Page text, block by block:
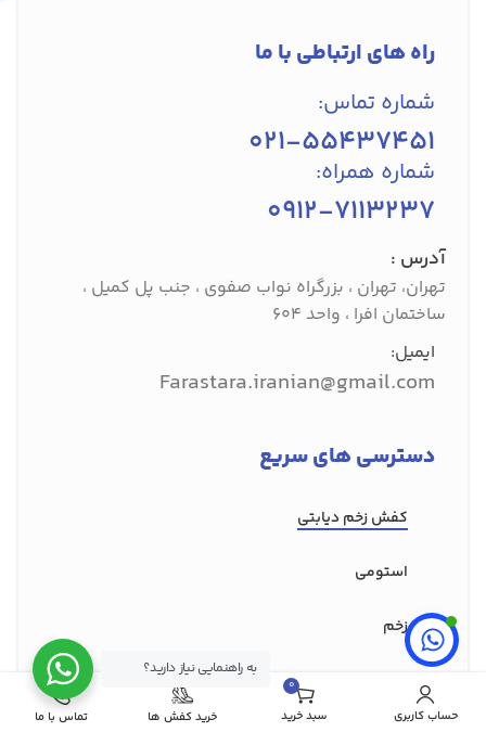
راه های ارتباطی با ما
شماره تماس:
021-55437451
شماره همراه:
0912-7113237
آدرس :
تهران، تهران ، بزرگراه نواب صفوی ، جنب پل کمیل ،
ساختمان افرا ، واحد 604
ایمیل:
Farastara.iranian@gmail.com
دسترسی های سریع
کفش‌ زخم دیابتی
استومی
زخم
ترمیم کننده پوست
حساب کاربری
0
مورد
سبد خرید خرید کفش ها تماس با ما
به راهنمایی نیاز دارید؟